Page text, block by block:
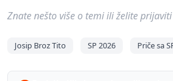
Znate nešto više o temi ili želite
Josip Broz Tito SP 2026 Priče sa